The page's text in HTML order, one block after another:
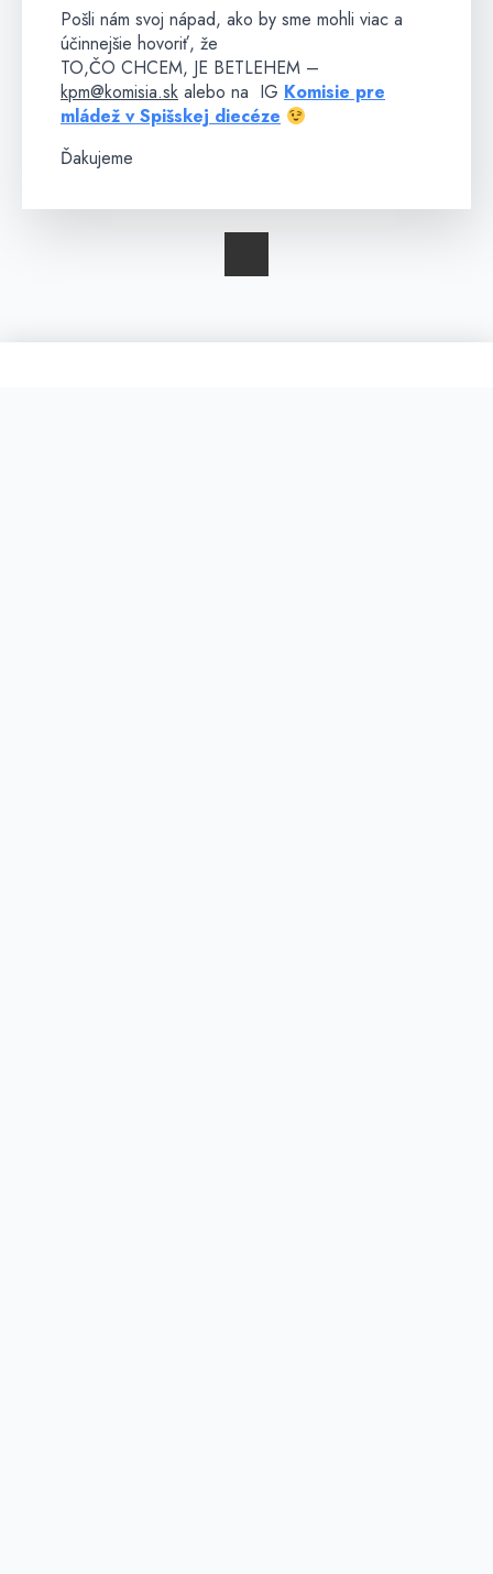
Pošli nám svoj nápad, ako by sme mohli viac a
účinnejšie hovoriť, že
TO,ČO CHCEM, JE BETLEHEM –
kpm@komisia.sk alebo na IG Komisie pre
mládež v Spišskej diecéze
Ďakujeme